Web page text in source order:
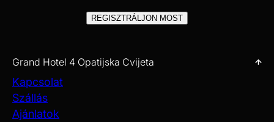
REGISZTRÁLJON MOST
Grand Hotel 4 Opatijska Cvijeta
Kapcsolat
Szállás
Ajánlatok